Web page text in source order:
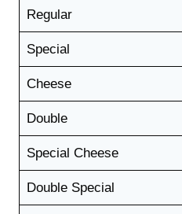
Regular
Special
Cheese
Double
Special Cheese
Double Special